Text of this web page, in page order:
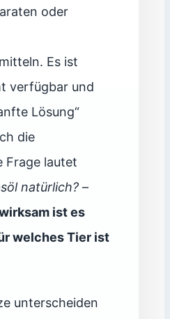
oder
Es ist
verfügbar und
Lösung“
die
Frage lautet
natürlich? –
ist es
welches Tier ist
unterscheiden